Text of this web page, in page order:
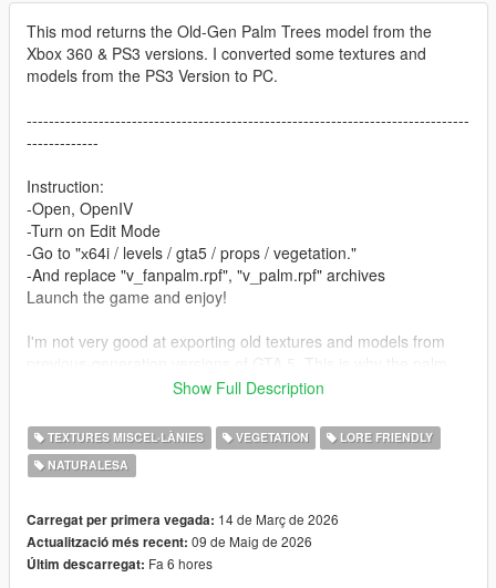
This mod returns the Old-Gen Palm Trees model from the
Xbox 360 & PS3 versions. I converted some textures and
models from the PS3 Version to PC.
--------------------------------------------------------------------------------
-------------
Instruction:
-Open, OpenIV
-Turn on Edit Mode
-Go to "х64i / levels / gta5 / props / vegetation."
-And replace "v_fanpalm.rpf", "v_palm.rpf" archives
Launch the game and enjoy!
I'm not very good at exporting old textures and models from
trees don't look as similar as they do in the PS3 and Xbox 360
--------------------------------------------------------------------------------
--------------
Changelogs / Updates:
1.1: Made the texture of the palm tree leaf darker to make it
more similar to the texture in the PS3 and Xbox 360 versions
Show Full Description
TEXTURES MISCEL·LÀNIES VEGETATION
LORE FRIENDLY
NATURALESA
Carregat per primera vegada: 14 de Març de 2026
Actualització més recent: 09 de Maig de 2026
Últim descarregat: Fa 6 hores